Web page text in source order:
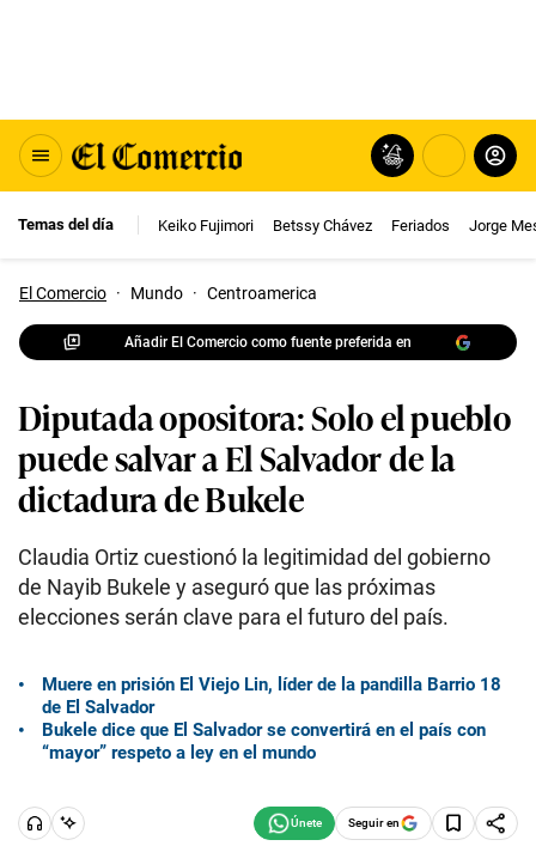
Temas del día Keiko Fujimori Betssy Chávez Feriados Jorge
El Comercio · Mundo · Centroamerica
Añadir El Comercio como fuente preferida en
Diputada opositora: Solo el pueblo
puede salvar a El Salvador de la
dictadura de Bukele
Claudia Ortiz cuestionó la legitimidad del gobierno
de Nayib Bukele y aseguró que las próximas
elecciones serán clave para el futuro del país.
Muere en prisión El Viejo Lin, líder de la pandilla Barrio 18
de El Salvador
Bukele dice que El Salvador se convertirá en el país con
“mayor” respeto a ley en el mundo
Seguir en